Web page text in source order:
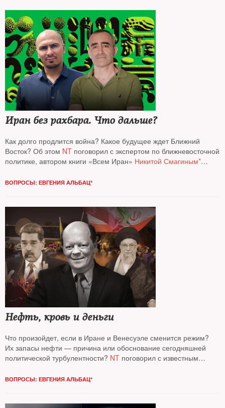
Иран без рахбара. Что дальше?
Как долго продлится война? Какое будущее ждет Ближний
Восток? Об этом NT поговорил с экспертом по ближневосточной
политике, автором книги «Всем Иран» Никитой Смагиным*
Шарпом
ВОПРОСЫ: ЕВГЕНИЯ АЛЬБАЦ*
Нефть, кровь и деньги
Что произойдет, если в Иране и Венесуэле сменится режим?
Их запасы нефти — причина или обоснование сегодняшней
политической турбулентности? NT поговорил с известным
научным сотрудником Берлинского центра Карнеги
ВОПРОСЫ: ЕВГЕНИЯ АЛЬБАЦ*